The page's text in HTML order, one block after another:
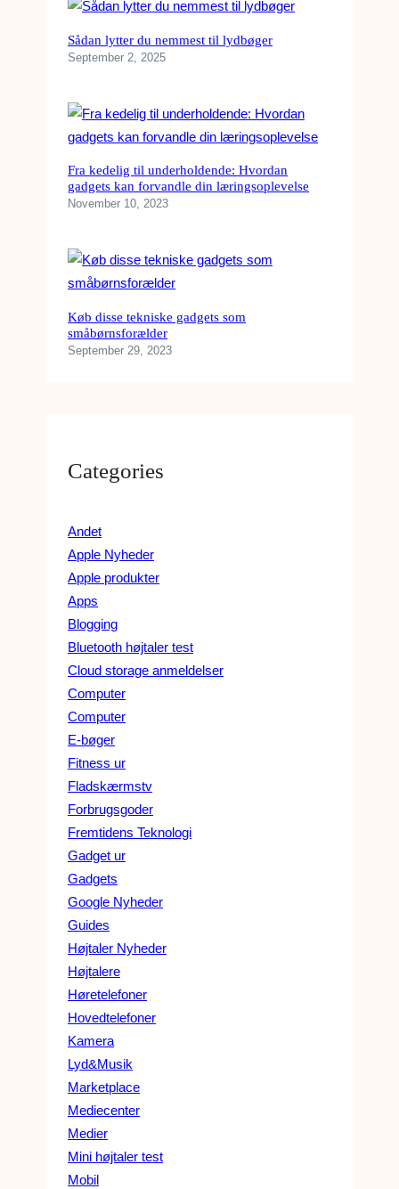
Sådan lytter du nemmest til lydbøger
September 2, 2025
Fra kedelig til underholdende: Hvordan
gadgets kan forvandle din læringsoplevelse
November 10, 2023
Køb disse tekniske gadgets som
småbørnsforælder
September 29, 2023
Categories
Andet
Apple Nyheder
Apple produkter
Apps
Blogging
Bluetooth højtaler test
Cloud storage anmeldelser
Computer
Computer
E-bøger
Fitness ur
Fladskærmstv
Forbrugsgoder
Fremtidens Teknologi
Gadget ur
Gadgets
Google Nyheder
Guides
Højtaler Nyheder
Højtalere
Høretelefoner
Hovedtelefoner
Kamera
Lyd&Musik
Marketplace
Mediecenter
Medier
Mini højtaler test
Mobil